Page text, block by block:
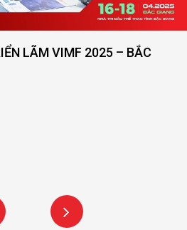
LÃM VIMF 2025 – BẮC